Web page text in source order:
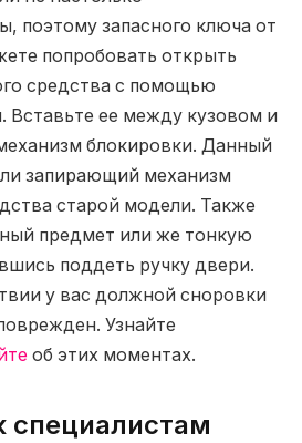
поэтому запасного ключа от
попробовать открыть
средства с помощью
Вставьте ее между кузовом и
блокировки. Данный
запирающий механизм
старой модели. Также
предмет или же тонкую
поддеть ручку двери.
у вас должной сноровки
Узнайте
об этих моментах.
специалистам